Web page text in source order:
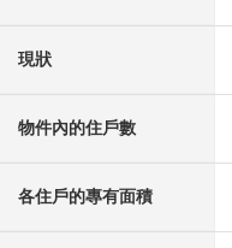
現狀
物件內的住戶數
各住戶的專有面積